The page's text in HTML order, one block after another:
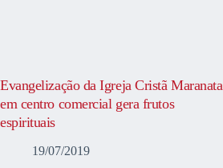
Evangelização da Igreja Cristã Maranata
em centro comercial gera frutos
espirituais
19/07/2019